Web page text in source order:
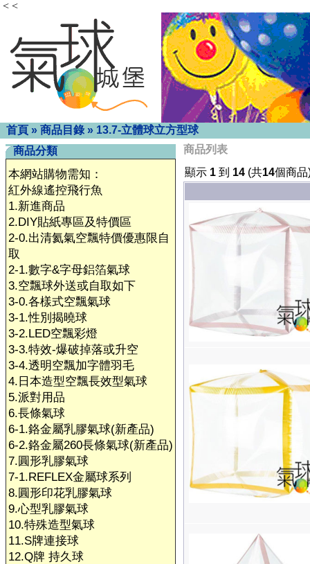
< <
首頁 » 商品目錄 » 13.7-立體球立方型球
商品分類
本網站購物需知：
紅外線遙控飛行魚
1.新進商品
2.DIY貼紙專區及特價區
2-0.出清氦氣空飄特價優惠限自
取
2-1.數字&字母鋁箔氣球
3.空飄球外送或自取如下
3-0.各樣式空飄氣球
3-1.性別揭曉球
3-2.LED空飄彩燈
3-3.特效-爆破掉落或升空
3-4.透明空飄加字體羽毛
4.日本造型空飄長效型氣球
5.派對用品
6.長條氣球
6-1.鉻金屬乳膠氣球(新產品)
6-2.鉻金屬260長條氣球(新產品)
7.圓形乳膠氣球
7-1.REFLEX金屬球系列
8.圓形印花乳膠氣球
9.心型乳膠氣球
10.特殊造型氣球
11.S牌連接球
12.Q牌 持久球
商品列表
顯示 1 到 14 (共14個商品